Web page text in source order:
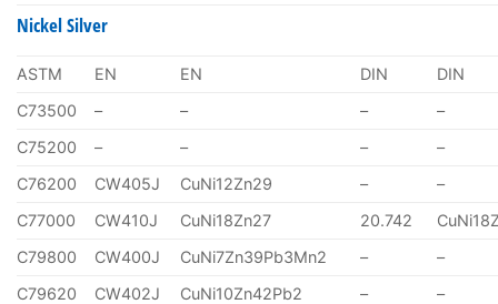
Nickel Silver
ASTM EN EN DIN
DIN
C73500
– – –
–
C75200
– – –
–
C76200
CW405J CuNi12Zn29 –
–
C77000
CW410J CuNi18Zn27 20.742
C79800
CW400J CuNi7Zn39Pb3Mn2 –
–
C79620
CW402J CuNi10Zn42Pb2 –
–